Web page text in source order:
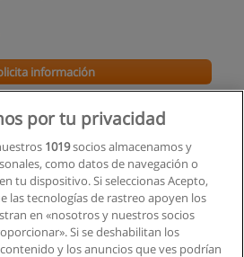
información
Exponenciales -
Impacto Global
información
en Desarrollo de Software
por tu privacidad
1019socios almacenamos y
como datos de navegación o
tu dispositivo. Si seleccionas Acepto,
las tecnologías de rastreo apoyen los
en «nosotros y nuestros socios
Si se deshabilitan los
y los anuncios que ves podrían